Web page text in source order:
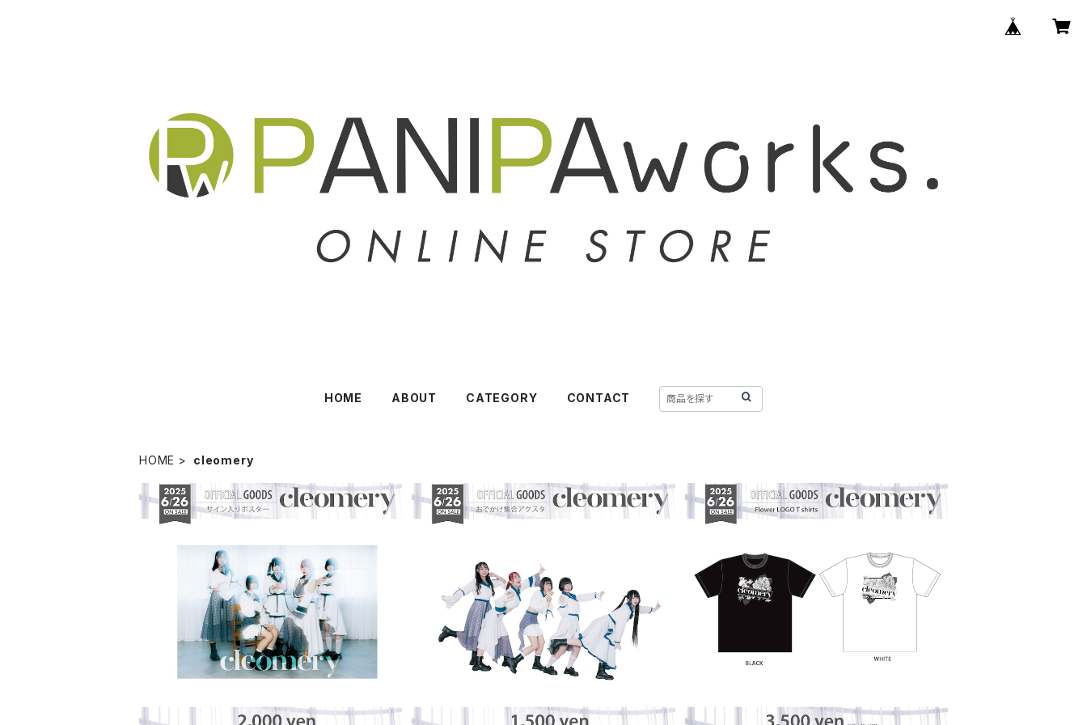
HOME ABOUT CATEGORY CONTACT
HOME cleomery
【cleomery】サイン入りポスター
¥2,000
【cleomery】おでかけ集合アクスタ
¥1,500
【cleomery】Flower LOGO T-shirts 20